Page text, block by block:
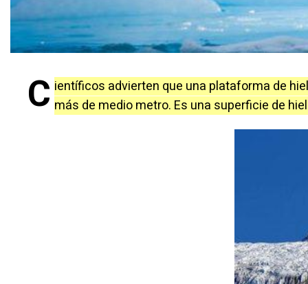
C ientíficos advierten que una plataforma de
más de medio metro. Es una superficie de